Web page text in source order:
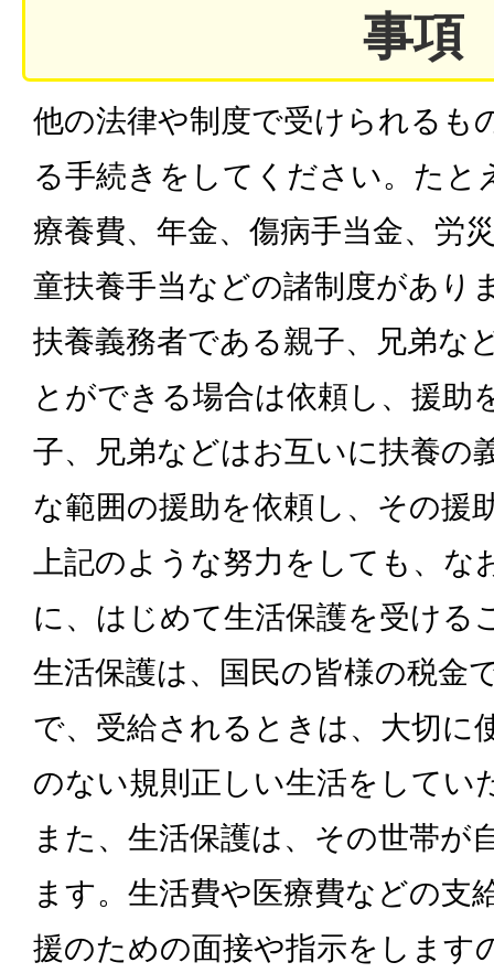
事項
他の法律や制度で受けられるも
る手続きをしてください。たと
療養費、年金、傷病手当金、労
童扶養手当などの諸制度があり
扶養義務者である親子、兄弟な
とができる場合は依頼し、援助
子、兄弟などはお互いに扶養の
な範囲の援助を依頼し、その援
上記のような努力をしても、な
に、はじめて生活保護を受ける
生活保護は、国民の皆様の税金
で、受給されるときは、大切に
のない規則正しい生活をしてい
また、生活保護は、その世帯が
ます。生活費や医療費などの支
援のための面接や指示をします